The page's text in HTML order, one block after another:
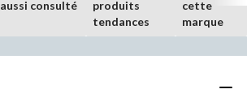
aussi consulté
produits
tendances
cette
marque